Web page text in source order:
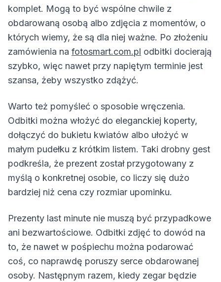
komplet. Mogą to być wspólne chwile z
obdarowaną osobą albo zdjęcia z momentów, o
których wiemy, że są dla niej ważne. Po złożeniu
zamówienia na fotosmart.com.pl odbitki docierają
szybko, więc nawet przy napiętym terminie jest
szansa, żeby wszystko zdążyć.
Warto też pomyśleć o sposobie wręczenia.
Odbitki można włożyć do eleganckiej koperty,
dołączyć do bukietu kwiatów albo ułożyć w
małym pudełku z krótkim listem. Taki drobny gest
podkreśla, że prezent został przygotowany z
myślą o konkretnej osobie, co liczy się dużo
bardziej niż cena czy rozmiar upominku.
Prezenty last minute nie muszą być przypadkowe
ani bezwartościowe. Odbitki zdjęć to dowód na
to, że nawet w pośpiechu można podarować
coś, co naprawdę poruszy serce obdarowanej
osoby. Następnym razem, kiedy zegar będzie